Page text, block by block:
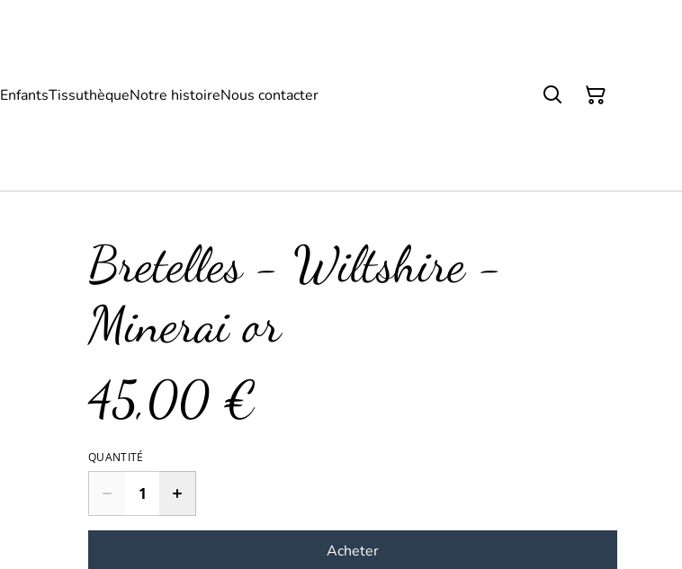
EnfantsTissuthèqueNotre histoireNous contacter
Bretelles - Wiltshire -
Minerai or
45,00 €
QUANTITÉ
Acheter